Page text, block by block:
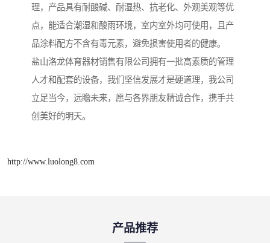
理，产品具有耐酸碱、耐湿热、抗老化、外观美观等优
点，能适合潮湿和酸雨环境，室内室外均可使用，且产
品涂料配方不含有毒元素，避免损害使用者的健康。
盐山洛龙体育器材销售有限公司拥有一批高素质的管理
人才和配套的设备，我们坚信发展才是硬道理，我公司
立足当今，远瞻未来，愿与各界朋友精诚合作，携手共
创美好的明天。
http://www.luolong8.com
产品推荐